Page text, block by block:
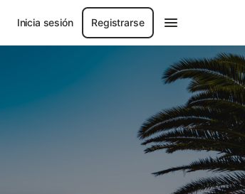
Inicia sesión Registrarse